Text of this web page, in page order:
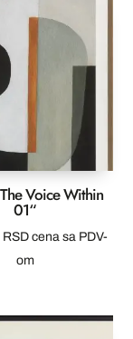
Voice Within
01“
RSD cena sa PDV-
om